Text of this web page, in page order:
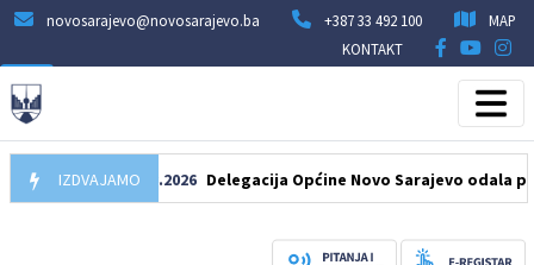
novosarajevo@novosarajevo.ba +387 33 492 100
MAP
KONTAKT
IZDVAJAMO
07.08.2026 Delegacija Općine Novo Sarajevo odala počast